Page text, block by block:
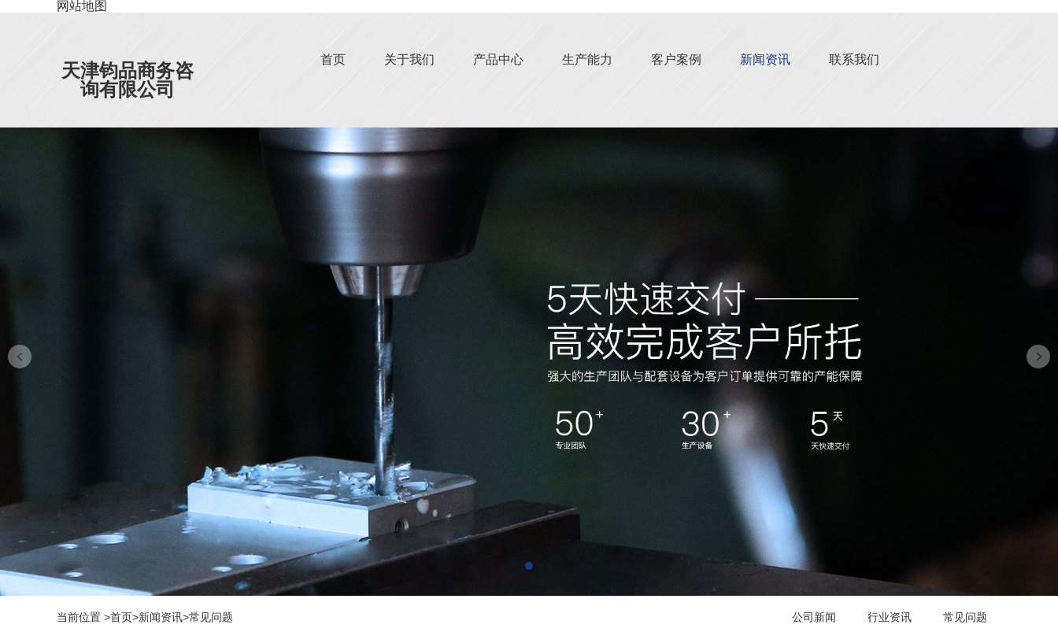
网站地图
天津钧品商务咨
询有限公司
首页 关于我们 产品中心 生产能力 客户案例 新闻资讯 联系我们
当前位置 >首页>新闻资讯>常见问题 公司新闻 行业资讯 常见问题